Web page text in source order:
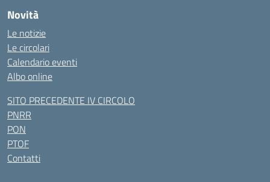
Novità
Le notizie
Le circolari
Calendario eventi
Albo online
SITO PRECEDENTE IV CIRCOLO
PNRR
PON
PTOF
Contatti